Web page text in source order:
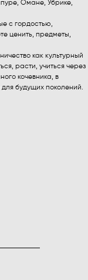
Омане, Убрике,
с гордостью,
ценить, предметы,
как культурный
расти, учиться через
кочевника, в
будущих поколений.